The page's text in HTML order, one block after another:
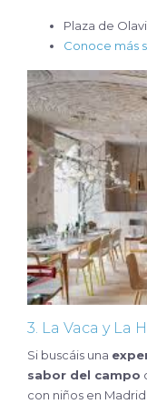
Plaza de
Conoce más
3. La Vaca y La
Si buscáis una
sabor del campo
con niños en